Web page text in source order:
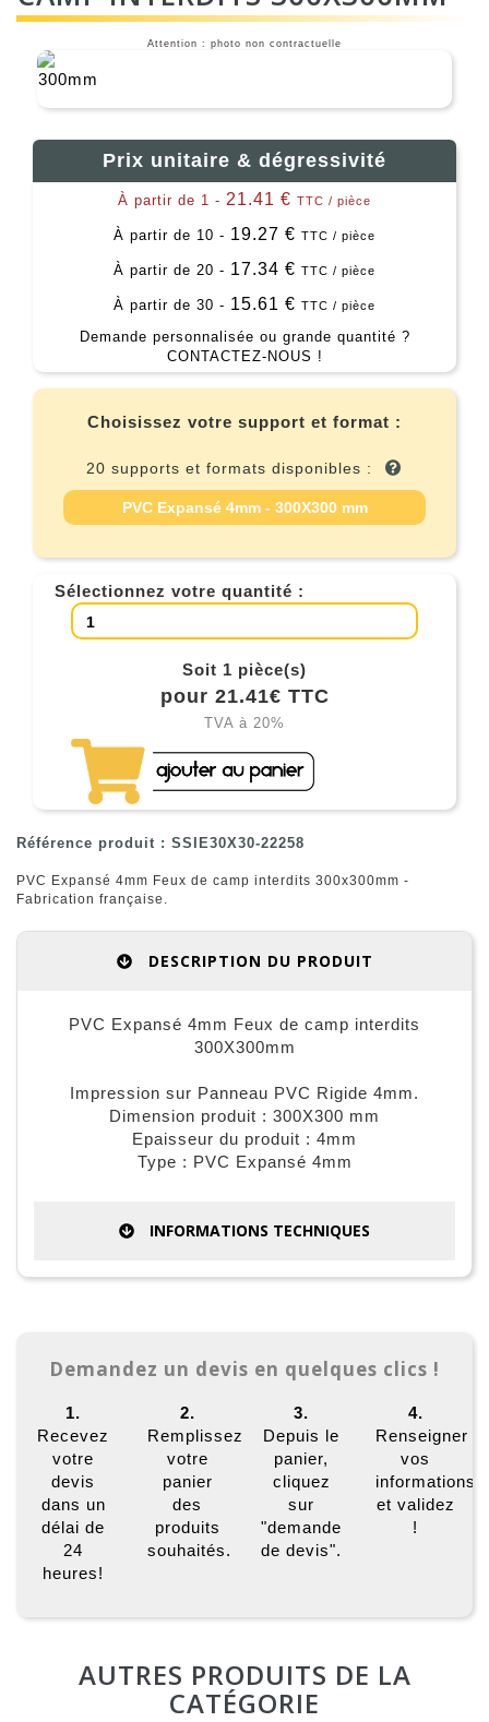
Attention : photo non contractuelle
Prix unitaire & dégressivité
À partir de 1 - 21.41 € TTC / pièce
À partir de 10 - 19.27 € TTC / pièce
À partir de 20 - 17.34 € TTC / pièce
À partir de 30 - 15.61 € TTC / pièce
Demande personnalisée ou grande quantité ?
CONTACTEZ-NOUS !
Choisissez votre support et format :
20 supports et formats disponibles :
PVC Expansé 4mm - 300X300 mm
Sélectionnez votre quantité :
Soit 1 pièce(s)
pour 21.41€ TTC
TVA à 20%
Référence produit : SSIE30X30-22258
PVC Expansé 4mm Feux de camp interdits 300x300mm -
Fabrication française.
DESCRIPTION DU PRODUIT
PVC Expansé 4mm Feux de camp interdits
300X300mm
Impression sur Panneau PVC Rigide 4mm.
Dimension produit : 300X300 mm
Epaisseur du produit : 4mm
Type : PVC Expansé 4mm
INFORMATIONS TECHNIQUES
Demandez un devis en quelques clics !
1.
Recevez
votre
devis
dans un
délai de
24
heures!
2.
Remplissez
votre
panier
des
produits
souhaités.
3.
Depuis le
panier,
cliquez
sur
"demande
de devis".
4.
Renseigner
vos
informations
et validez
!
AUTRES PRODUITS DE LA
CATÉGORIE